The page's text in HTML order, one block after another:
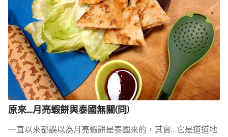
原來….月亮蝦餅與泰國無關(冏)
一直以來都誤以為月亮蝦餅是泰國來的，其實…它是道道地